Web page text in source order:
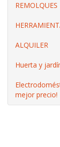
REMOLQUES
ALQUILER
Huerta y
mejor precio!